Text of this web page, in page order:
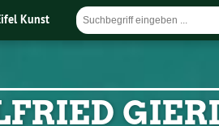
Kunst